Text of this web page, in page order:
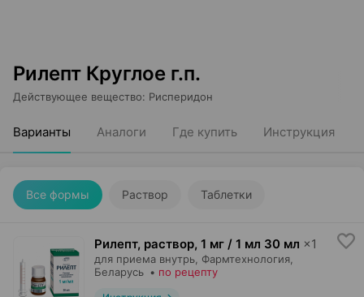
Рилепт Круглое г.п.
Действующее вещество: Рисперидон
Варианты Аналоги Где купить Инструкция
Все формы Раствор Таблетки
Рилепт, раствор, 1 мг / 1 мл 30 мл ×1
для приема внутрь, Фармтехнология
Беларусь • по рецепту